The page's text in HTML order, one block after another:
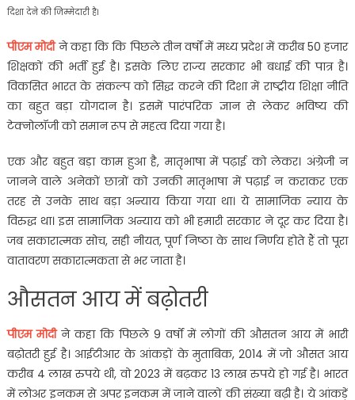
दिशा देने की जिम्मेदारी है।
पीएम मोदीने कहा कि कि पिछले तीन वर्षों में मध्य प्रदेश में करीब 50 हजार
शिक्षकों की भर्ती हुई है। इसके लिए राज्य सरकार भी बधाई की पात्र है।
विकसित भारत के संकल्प को सिद्ध करने की दिशा में राष्ट्रीय शिक्षा नीति
का बहुत बड़ा योगदान है। इसमें पारंपरिक ज्ञान से लेकर भविष्य की
टेक्नोलॉजी को समान रूप से महत्व दिया गया है।
एक और बहुत बड़ा काम हुआ है, मातृभाषा में पढ़ाई को लेकर। अंग्रेजी न
जानने वाले अनेकों छात्रों को उनकी मातृभाषा में पढ़ाई न कराकर एक
तरह से उनके साथ बड़ा अन्याय किया गया था। ये सामाजिक न्याय के
विरुद्ध था। इस सामाजिक अन्याय को भी हमारी सरकार ने दूर कर दिया है।
जब सकारात्मक सोच, सही नीयत, पूर्ण निष्ठा के साथ निर्णय होते हैं तो पूरा
वातावरण सकारात्मकता से भर जाता है।
औसतन आय में बढ़ोतरी
पीएम मोदीने कहा कि पिछले 9 वर्षों में लोगों की औसतन आय में भारी
बढ़ोतरी हुई है। आईटीआर के आंकड़ों के मुताबिक, 2014 में जो औसत आय
करीब 4 लाख रुपये थी, वो 2023 में बढ़कर 13 लाख रुपये हो गई है। भारत
में लोअर इनकम से अपर इनकम में जाने वालों की संख्या बढ़ी है। ये आंकड़ें